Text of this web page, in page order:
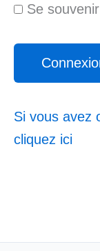
Se
Si vous avez
cliquez ici